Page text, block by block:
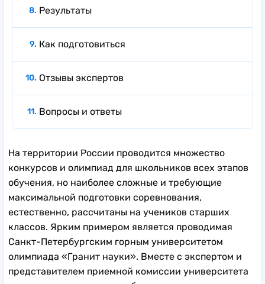
Результаты
Как подготовиться
Отзывы экспертов
Вопросы и ответы
На территории России проводится множество
конкурсов и олимпиад для школьников всех этапов
обучения, но наиболее сложные и требующие
максимальной подготовки соревнования,
естественно, рассчитаны на учеников старших
классов. Ярким примером является проводимая
Санкт-Петербургским горным университетом
олимпиада «Гранит науки». Вместе с экспертом и
представителем приемной комиссии университета